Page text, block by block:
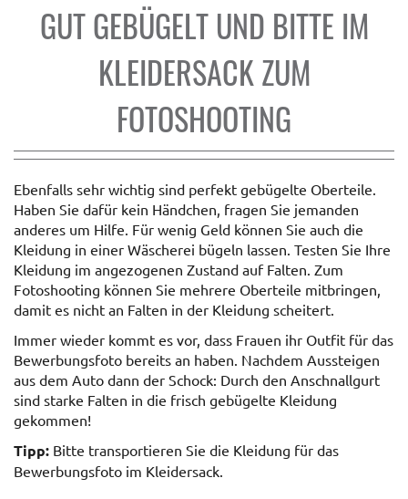
GUT GEBÜGELT UND BITTE IM
KLEIDERSACK ZUM
FOTOSHOOTING
Ebenfalls sehr wichtig sind perfekt gebügelte Oberteile.
Haben Sie dafür kein Händchen, fragen Sie jemanden
anderes um Hilfe. Für wenig Geld können Sie auch die
Kleidung in einer Wäscherei bügeln lassen. Testen Sie Ihre
Kleidung im angezogenen Zustand auf Falten. Zum
Fotoshooting können Sie mehrere Oberteile mitbringen,
damit es nicht an Falten in der Kleidung scheitert.
Immer wieder kommt es vor, dass Frauen ihr Outfit für das
Bewerbungsfoto bereits an haben. Nachdem Aussteigen
aus dem Auto dann der Schock: Durch den Anschnallgurt
sind starke Falten in die frisch gebügelte Kleidung
gekommen!
Tipp: Bitte transportieren Sie die Kleidung für das
Bewerbungsfoto im Kleidersack.